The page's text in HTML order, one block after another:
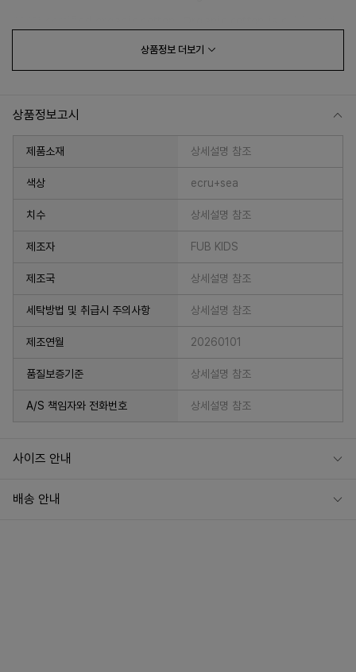
and harvested from non-genetically modified plants,
without the use of chemical fertilizers and pesticides.
상품정보 더보기
상품정보고시
제품소재 상세설명 참조
색상 ecru+sea
치수 상세설명 참조
제조자 FUB KIDS
제조국 상세설명 참조
세탁방법 및 취급시 주의사항 상세설명 참조
제조연월 20260101
품질보증기준 상세설명 참조
A/S 책임자와 전화번호 상세설명 참조
사이즈 안내
배송 안내